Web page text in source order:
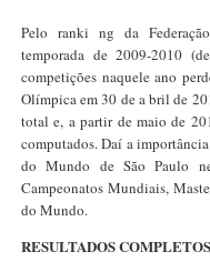
Pelo ranki ng da
temporada de 2009-2010
competições naquele ano
Olímpica em 30 de a bril de
total e, a partir de maio de
computados. Daí a
do Mundo de São Paulo
Campeonatos Mundiais,
do Mundo.
RESULTADOS